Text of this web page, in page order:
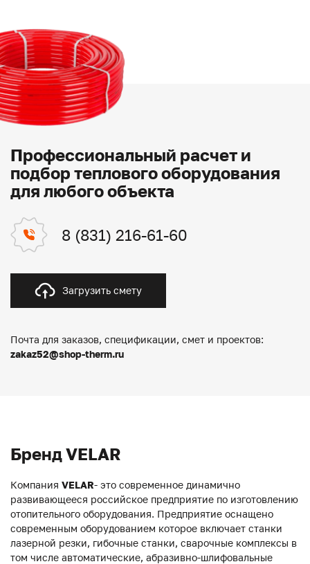
Профессиональный расчет и
подбор теплового оборудования
для любого объекта
8 (831) 216-61-60
Загрузить смету
Почта для заказов, спецификации, смет и проектов:
zakaz52@shop-therm.ru
Бренд VELAR
Компания VELAR- это современное динамично
развивающееся российское предприятие по изготовлению
отопительного оборудования. Предприятие оснащено
современным оборудованием которое включает станки
лазерной резки, гибочные станки, сварочные комплексы в
том числе автоматические, абразивно-шлифовальные